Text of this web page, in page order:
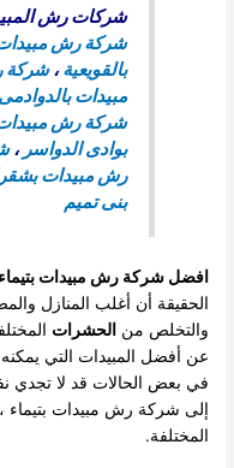
شركات رش
شركة رش مبيدات
بالقويعية،شركة
مبيدات بالدوادمى
شركة رش مبيدات
بوادى الدواسر ،
رش مبيدات
بنى تميم
افضلشركة رش مبيدات بتيماء
الحقيقة أن أغلب المنازل
والتخلص من الحشرات
عن أفضل المبيدات التي
في بعض الحالات قد لا تجدي
إلى شركة رش مبيدات بتيماء
المختلفة.